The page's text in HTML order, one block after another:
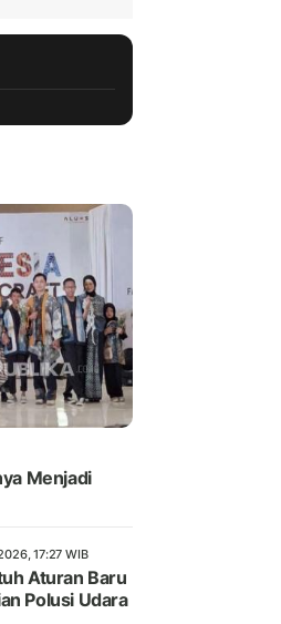
Menjadi
17:27 WIB
Aturan Baru
Polusi Udara